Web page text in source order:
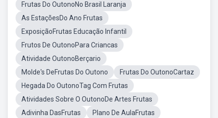
Frutas Do OutonoNo Brasil Laranja
As EstaçõesDo Ano Frutas
ExposiçãoFrutas Educação Infantil
Frutos De OutonoPara Criancas
Atividade OutonoBerçario
Molde's DeFrutas Do Outono
Frutas Do OutonoCartaz
Hegada Do OutonoTag Com Frutas
Atividades Sobre O OutonoDe Artes Frutas
Adivinha DasFrutas
Plano De AulaFrutas